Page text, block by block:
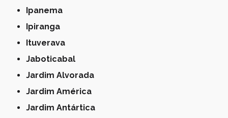
Ipanema
Ipiranga
Ituverava
Jaboticabal
Jardim Alvorada
Jardim América
Jardim Antártica